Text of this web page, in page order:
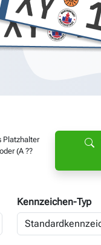
Platzhalter
(A ??
Kennzeichen-Typ